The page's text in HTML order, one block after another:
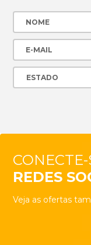
REDES
Veja as ofertas